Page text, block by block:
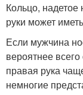
Кольцо,
руки может
Если мужчина
вероятнее
правая рука
немногие